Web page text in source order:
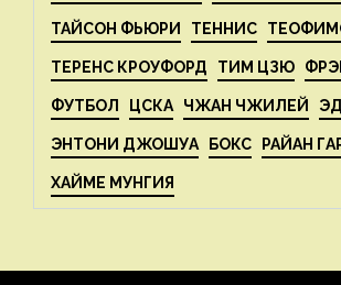
ТАЙСОН ФЬЮРИ ТЕННИС
ТЕРЕНС КРОУФОРД ТИМ ЦЗЮ
ФУТБОЛ ЦСКА ЧЖАН ЧЖИЛЕЙ
ЭНТОНИ ДЖОШУА БОКС РАЙАН
ХАЙМЕ МУНГИЯ